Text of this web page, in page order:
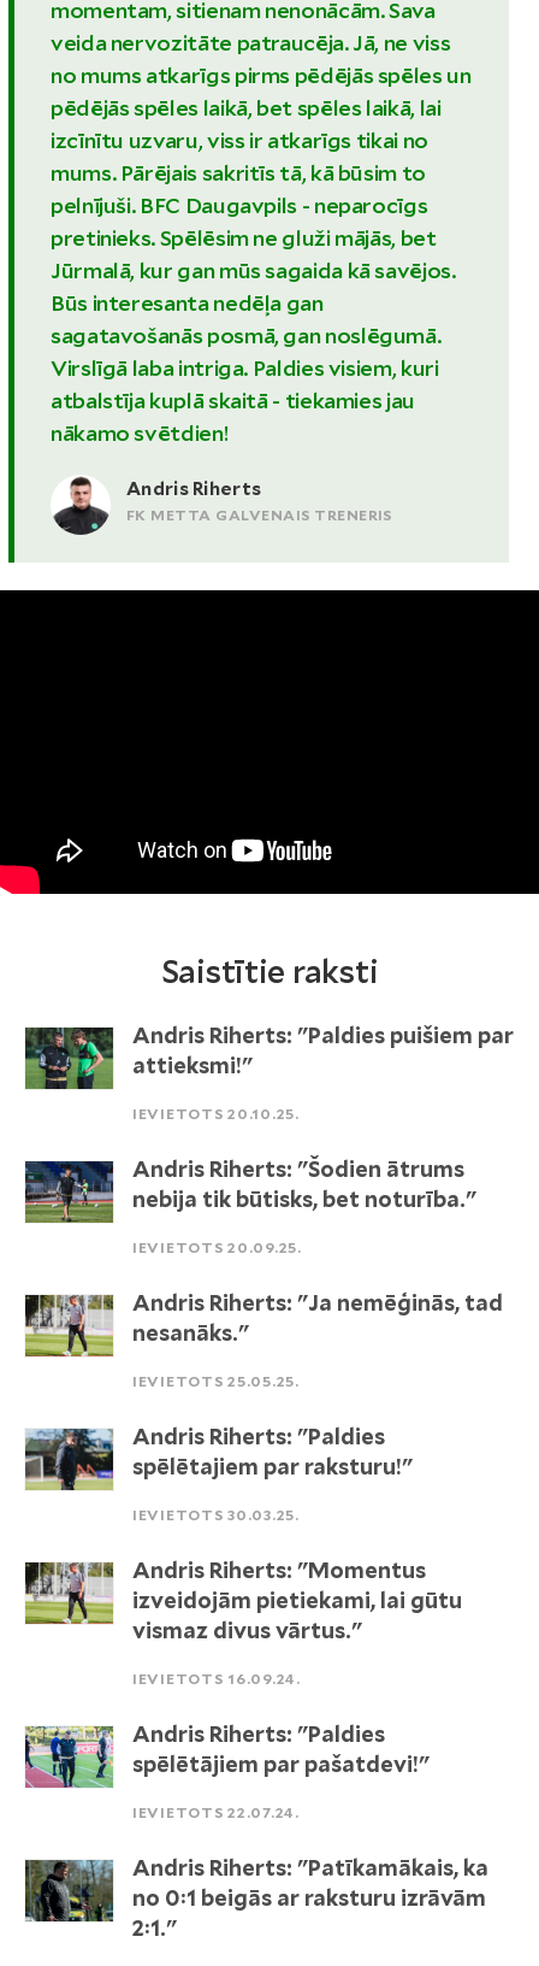
momentam, sitienam nenonācām. Sava
veida nervozitāte patraucēja. Jā, ne viss
no mums atkarīgs pirms pēdējās spēles un
pēdējās spēles laikā, bet spēles laikā, lai
izcīnītu uzvaru, viss ir atkarīgs tikai no
mums. Pārējais sakritīs tā, kā būsim to
pelnījuši. BFC Daugavpils - neparocīgs
pretinieks. Spēlēsim ne gluži mājās, bet
Jūrmalā, kur gan mūs sagaida kā savējos.
Būs interesanta nedēļa gan
sagatavošanās posmā, gan noslēgumā.
Virslīgā laba intriga. Paldies visiem, kuri
atbalstīja kuplā skaitā - tiekamies jau
nākamo svētdien!
Andris Riherts
FK METTA GALVENAIS TRENERIS
Saistītie raksti
Andris Riherts: "Paldies puišiem par
attieksmi!"
IEVIETOTS 20.10.25.
Andris Riherts: "Šodien ātrums
nebija tik būtisks, bet noturība."
IEVIETOTS 20.09.25.
Andris Riherts: "Ja nemēģinās, tad
nesanāks."
IEVIETOTS 25.05.25.
Andris Riherts: "Paldies
spēlētajiem par raksturu!"
IEVIETOTS 30.03.25.
Andris Riherts: "Momentus
izveidojām pietiekami, lai gūtu
vismaz divus vārtus."
IEVIETOTS 16.09.24.
Andris Riherts: "Paldies
spēlētājiem par pašatdevi!"
IEVIETOTS 22.07.24.
Andris Riherts: "Patīkamākais, ka
no 0:1 beigās ar raksturu izrāvām
2:1."